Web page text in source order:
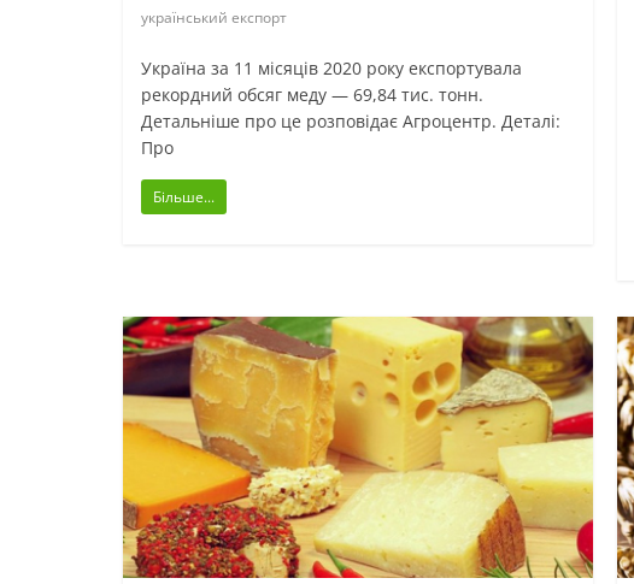
український експорт
Україна за 11 місяців 2020 року експортувала
рекордний обсяг меду — 69,84 тис. тонн.
Детальніше про це розповідає Агроцентр. Деталі:
Про
Більше...